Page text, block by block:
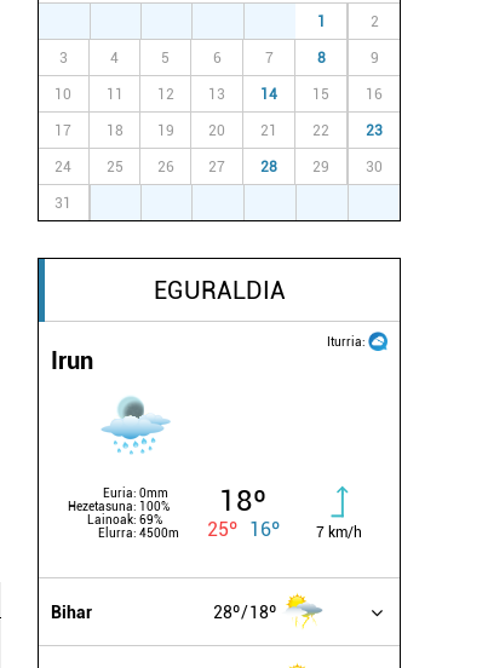
1 2
3 4 5 6 7 8 9
10 11 12 13 14 15 16
17 18 19 20 21 22 23
24 25 26 27 28 29 30
31
EGURALDIA
Iturria:
Irun
Euria: 0mm
Hezetasuna: 100%
Lainoak: 69%
Elurra: 4500m
18º
25º 16º 7 km/h
Bihar 28º 18º